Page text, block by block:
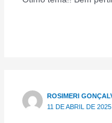
ROSIMERI
11 DE ABRIL DE